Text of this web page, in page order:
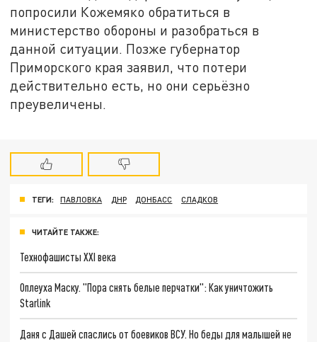
попросили Кожемяко обратиться в
министерство обороны и разобраться в
данной ситуации. Позже губернатор
Приморского края заявил, что потери
действительно есть, но они серьёзно
преувеличены.
ТЕГИ: ПАВЛОВКА ДНР ДОНБАСС СЛАДКОВ
ЧИТАЙТЕ ТАКЖЕ:
Технофашисты XXI века
Оплеуха Маску. "Пора снять белые перчатки": Как уничтожить
Starlink
Даня с Дашей спаслись от боевиков ВСУ. Но беды для малышей не